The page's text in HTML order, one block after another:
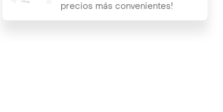
precios más convenientes!
aceite de linaza 250 ml